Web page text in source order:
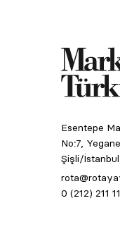
Esentepe
No:7,
Şişli/İstanbul
0 (212) 211